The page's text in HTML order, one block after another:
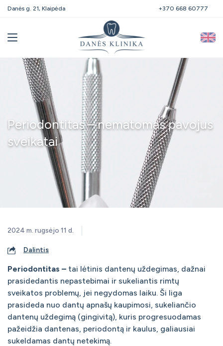
Danės g. 21, Klaipėda +370 668 60777
Periodontitas – nematomas pavojus
sveikatai
2024 m. rugsėjo 11 d.
Dalintis
Periodontitas – tai lėtinis dantenų uždegimas, dažnai
prasidedantis nepastebimai ir sukeliantis rimtų
sveikatos problemų, jei negydomas laiku. Ši liga
prasideda nuo dantų apnašų kaupimosi, sukeliančio
dantenų uždegimą (gingivitą), kuris progresuodamas
pažeidžia dantenas, periodontą ir kaulus, galiausiai
sukeldamas dantų netekimą.